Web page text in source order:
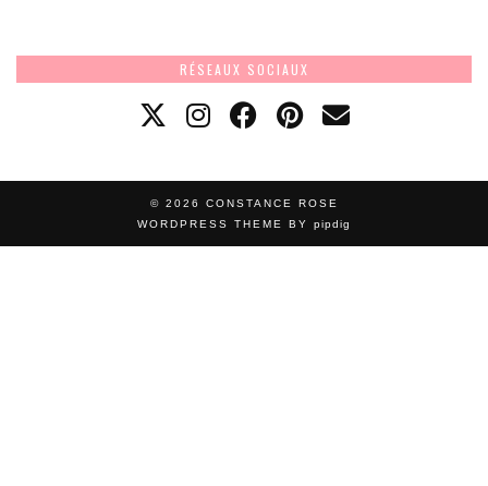
RÉSEAUX SOCIAUX
© 2026 CONSTANCE ROSE
WORDPRESS THEME BY pipdig